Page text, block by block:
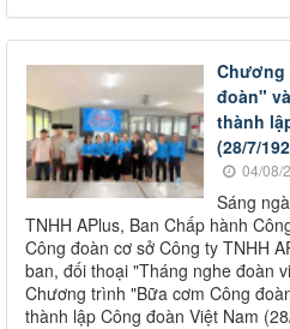
Chương
đoàn"
thành
(28/7/
04/08/
Sáng
TNHH APlus, Ban Chấp hành
Công đoàn cơ sở Công ty TNHH
ban, đối thoại "Tháng nghe đoàn
Chương trình "Bữa cơm Công
thành lập Công đoàn Việt Nam